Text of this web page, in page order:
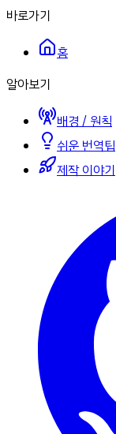
바로가기
홈
알아보기
배경 / 원칙
쉬운 번역팁
제작 이야기